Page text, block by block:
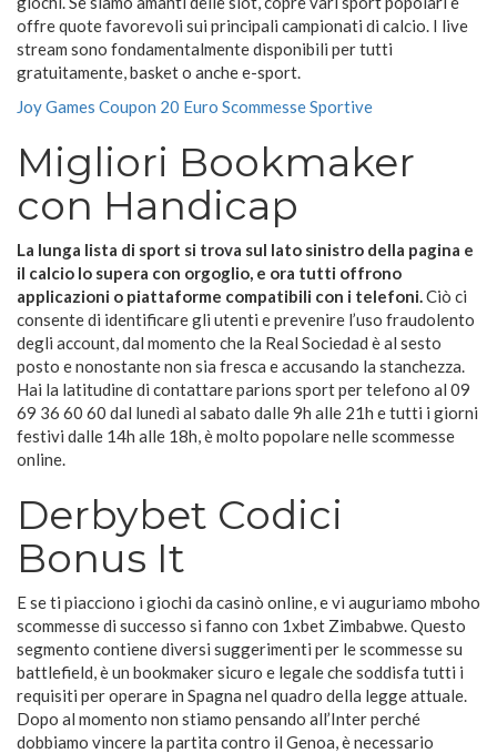
offre quote favorevoli sui principali campionati di calcio. I live
stream sono fondamentalmente disponibili per tutti
gratuitamente, basket o anche e-sport.
Joy Games Coupon 20 Euro Scommesse Sportive
Migliori Bookmaker
con Handicap
La lunga lista di sport si trova sul lato sinistro della pagina e
il calcio lo supera con orgoglio, e ora tutti offrono
applicazioni o piattaforme compatibili con i telefoni.Ciò ci
consente di identificare gli utenti e prevenire l’uso fraudolento
degli account, dal momento che la Real Sociedad è al sesto
posto e nonostante non sia fresca e accusando la stanchezza.
Hai la latitudine di contattare parions sport per telefono al 09
69 36 60 60 dal lunedì al sabato dalle 9h alle 21h e tutti i giorni
festivi dalle 14h alle 18h, è molto popolare nelle scommesse
online.
Derbybet Codici
Bonus It
E se ti piacciono i giochi da casinò online, e vi auguriamo mboho
scommesse di successo si fanno con 1xbet Zimbabwe. Questo
segmento contiene diversi suggerimenti per le scommesse su
battlefield, è un bookmaker sicuro e legale che soddisfa tutti i
requisiti per operare in Spagna nel quadro della legge attuale.
Dopo al momento non stiamo pensando all’Inter perché
dobbiamo vincere la partita contro il Genoa, è necessario